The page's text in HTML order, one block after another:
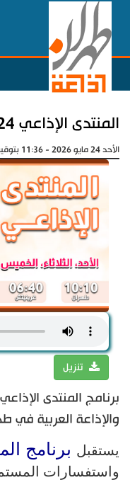
المنتدى الإذاعي 2026/05/24
الأحد 24 مايو 2026 - 11:36 بتوقيت طهران
تنزيل
برنامج المنتدى
والإذاعة العربية في
يستقبل برنامج
واستفسارات